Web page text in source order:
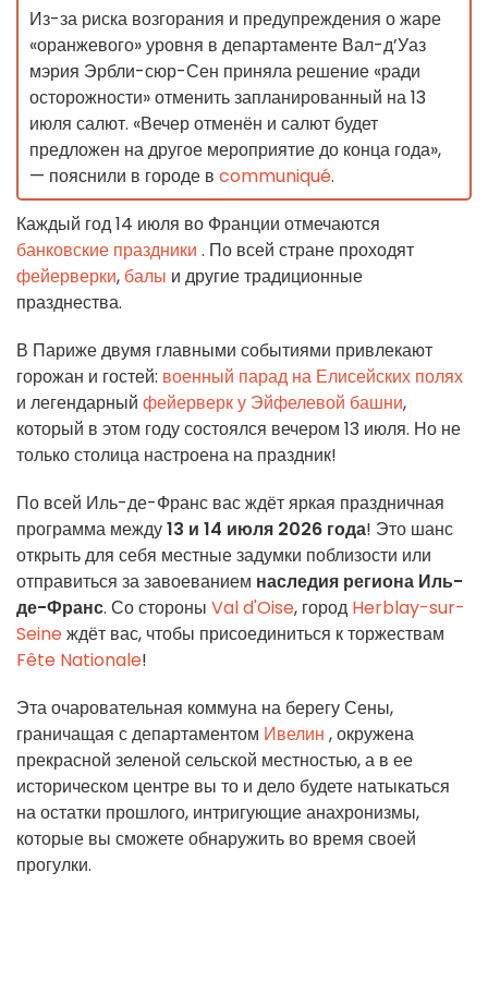
Из-за риска возгорания и предупреждения о жаре
«оранжевого» уровня в департаменте Вал-д’Уаз
мэрия Эрбли-сюр-Сен приняла решение «ради
осторожности» отменить запланированный на 13
июля салют. «Вечер отменён и салют будет
предложен на другое мероприятие до конца года»,
— пояснили в городе в communiqué.
Каждый год 14 июля во Франции отмечаются
банковские праздники . По всей стране проходят
фейерверки, балы и другие традиционные
празднества.
В Париже двумя главными событиями привлекают
горожан и гостей: военный парад на Елисейских полях
и легендарный фейерверк у Эйфелевой башни,
который в этом году состоялся вечером 13 июля. Но не
только столица настроена на праздник!
По всей Иль-де-Франс вас ждёт яркая праздничная
программа между13 и 14 июля 2026 года! Это шанс
открыть для себя местные задумки поблизости или
отправиться за завоеванием наследия региона Иль-
де-Франс. Со стороны Val d'Oise, город Herblay-sur-
Seineждёт вас, чтобы присоединиться к торжествам
Fête Nationale!
Эта очаровательная коммуна на берегу Сены,
граничащая с департаментом Ивелин , окружена
прекрасной зеленой сельской местностью, а в ее
историческом центре вы то и дело будете натыкаться
на остатки прошлого, интригующие анахронизмы,
которые вы сможете обнаружить во время своей
прогулки.